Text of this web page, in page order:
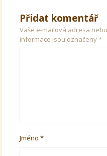
Přidat komentář
Vaše e-mailová adresa
informace jsou označeny*
Jméno*